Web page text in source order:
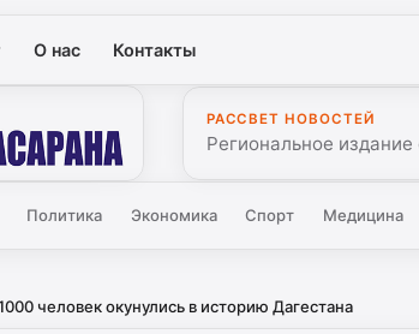
О нас Контакты
РАССВЕТ НОВОСТЕЙ
Региональное
Политика Экономика Спорт Медицина
человек окунулись в историю Дагестана